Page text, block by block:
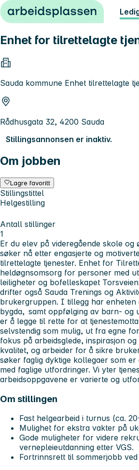
Hopp til innhold
Enhet for tilrettelagte
Sauda kommune Enhet tilrettelagte
Rådhusgata 32, 4200 Sauda
Stillingsannonsen er inaktiv.
Om jobben
Lagre favoritt
Stillingstittel
Helgestilling
Antall stillinger
1
Er du elev på videregående skole
søker nå etter engasjerte og
tilrettelagte tjenester. Enhet for
heldøgnsomsorg for personer med
leiligheter og bofelleskapet
drifter også Sauda Trenings og
brukergruppen. I tillegg har
bygda, samt oppfølging av barn- og
er å legge til rette for at
selvstendig som mulig, ut fra egne
fokus på arbeidsglede, inspirasjon
kvalitet, og arbeider for å sikre
søker faglig dyktige kollegaer som
med faglige utfordringer. Vi yter
arbeidsoppgavene er varierte og
Om stillingen
Fast helgearbeid i turnus (ca.
Mulighet for ekstra vakter på
Gode muligheter for videre
vernepleieutdanning etter VGS.
Fortrinnsrett til sommerjobb